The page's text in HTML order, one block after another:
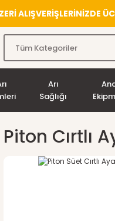
ALIŞVERİŞLERİNİZDE
Arı
Sağlığı
Piton Cırtlı